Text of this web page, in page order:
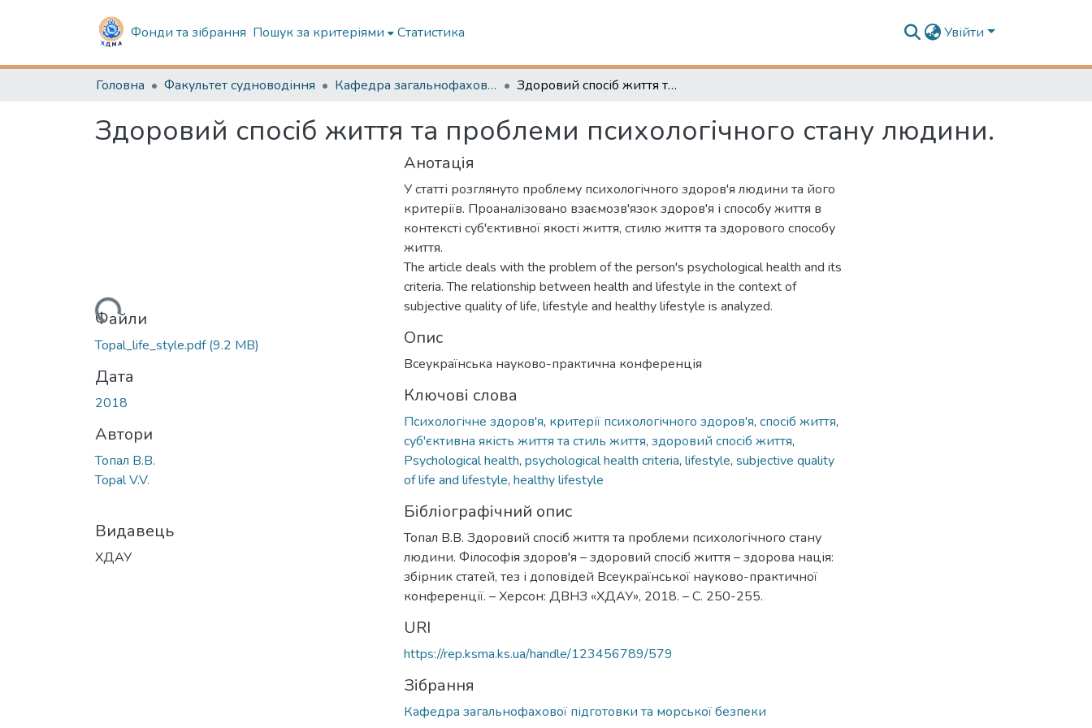
Фонди та зібрання Пошук за критеріями Статистика Увійти
Головна Факультет судноводіння Кафедра загальнофахової підготовки та морської безпеки Здоровий спосіб життя та проблеми психологічного стану людини.
Здоровий спосіб життя та проблеми психологічного стану людини.
Вантажиться...Файли
Topal_life_style.pdf(9.2 MB)
Дата
2018
Автори
Топал В.В.
Topal V.V.
Видавець
ХДАУ
Анотація
У статті розглянуто проблему психологічного здоров'я людини та його
критеріїв. Проаналізовано взаємозв'язок здоров'я і способу життя в
контексті суб'єктивної якості життя, стилю життя та здорового способу
життя.
The article deals with the problem of the person's psychological health and its
criteria. The relationship between health and lifestyle in the context of
subjective quality of life, lifestyle and healthy lifestyle is analyzed.
Опис
Всеукраїнська науково-практична конференція
Ключові слова
Психологічне здоров'я, критерії психологічного здоров'я, спосіб життя,
суб'єктивна якість життя та стиль життя, здоровий спосіб життя,
Psychological health, psychological health criteria, lifestyle, subjective quality
of life and lifestyle, healthy lifestyle
Бібліографічний опис
Топал В.В. Здоровий спосіб життя та проблеми психологічного стану
людини. Філософія здоров'я – здоровий спосіб життя – здорова нація:
збірник статей, тез і доповідей Всеукраїнської науково-практичної
конференції. – Херсон: ДВНЗ «ХДАУ», 2018. – С. 250-255.
URI
https://rep.ksma.ks.ua/handle/123456789/579
Зібрання
Кафедра загальнофахової підготовки та морської безпеки